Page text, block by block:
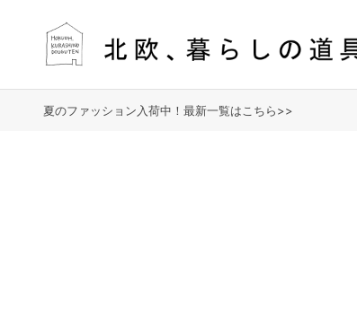
夏のファッション入荷中！最新一覧はこちら>>